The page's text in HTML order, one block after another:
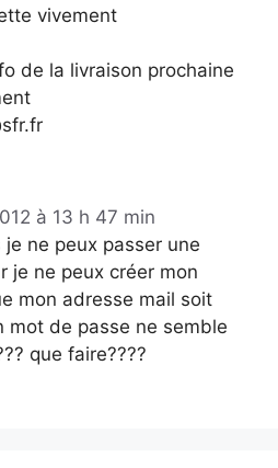
vivement
de la livraison prochaine
à 13 h 47 min
ne peux passer une
je ne peux créer mon
mon adresse mail soit
mot de passe ne semble
que faire????